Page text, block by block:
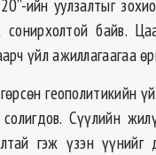
ийн уулзалтыг
сонирхолтой
үйл ажиллагаагаа
геополитикийн
Сүүлийн
гэж үзэн